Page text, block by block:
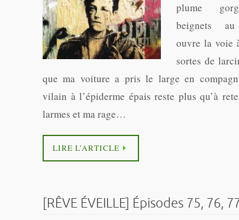
plume
beignets
ouvre la voie
sortes de
que ma voiture a pris le large en
vilain à l’épiderme épais reste plus qu’à
larmes et ma rage…
LIRE L’ARTICLE
[RÊVE ÉVEILLE] Épisodes 75, 76,